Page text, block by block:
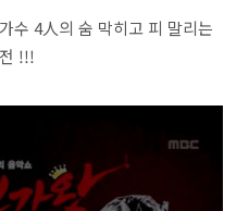
수 4人의 숨 막히고 피 말리는
!!!